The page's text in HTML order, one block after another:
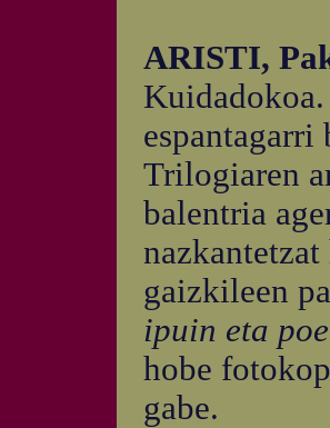
ARISTI,
Trilogiaren
balentria
gaizkileen
ipuin eta
hobe
gabe.